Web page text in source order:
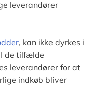
leverandører
, kan ikke dyrkes i
de tilfælde
leverandører for at
indkøb bliver